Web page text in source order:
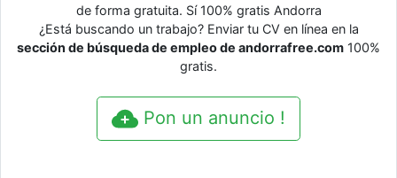
de forma gratuita. Sí 100% gratis Andorra
¿Está buscando un trabajo? Enviar tu CV en línea en la
sección de búsqueda de empleo de andorrafree.com 100%
gratis.
Pon un anuncio !